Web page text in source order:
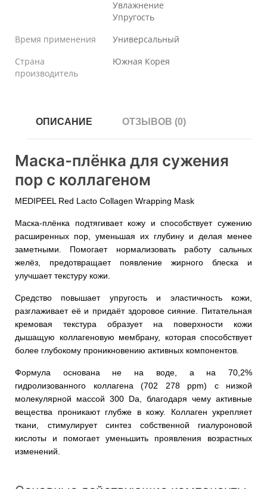
Увлажнение
Упругость
Время применения
Универсальный
Страна
производитель
Южная Корея
ОПИСАНИЕ ОТЗЫВОВ (0)
Маска-плёнка для сужения
пор с коллагеном
MEDIPEEL Red Lacto Collagen Wrapping Mask
Маска-плёнка подтягивает кожу и способствует сужению
расширенных пор, уменьшая их глубину и делая менее
заметными. Помогает нормализовать работу сальных
желёз, предотвращает появление жирного блеска и
улучшает текстуру кожи.
Средство повышает упругость и эластичность кожи,
разглаживает её и придаёт здоровое сияние. Питательная
кремовая текстура образует на поверхности кожи
дышащую коллагеновую мембрану, которая способствует
более глубокому проникновению активных компонентов.
Формула основана не на воде, а на 70,2%
гидролизованного коллагена (702 278 ppm) с низкой
молекулярной массой 300 Da, благодаря чему активные
вещества проникают глубже в кожу. Коллаген укрепляет
ткани, стимулирует синтез собственной гиалуроновой
кислоты и помогает уменьшить проявления возрастных
изменений.